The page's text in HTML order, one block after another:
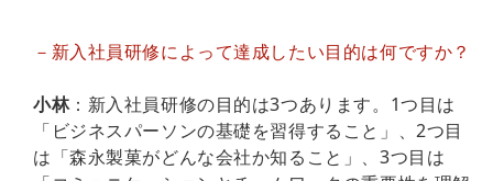
－新入社員研修によって達成したい目的は何ですか？
小林：新入社員研修の目的は3つあります。1つ目は
「ビジネスパーソンの基礎を習得すること」、2つ目
は「森永製菓がどんな会社か知ること」、3つ目は